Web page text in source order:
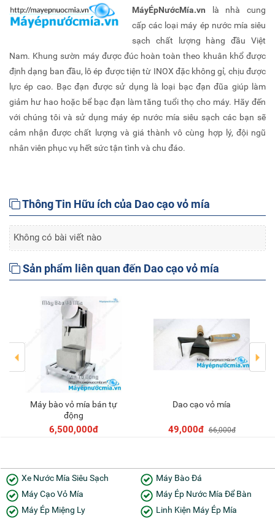
MáyÉpNướcMía.vn
là nhà cung
cấp các loại máy ép nước mía siêu
sạch chất lượng hàng đầu Việt
Nam. Khung sườn máy được đúc hoàn toàn theo khuân khổ được
định dạng ban đầu, lô ép được tiện từ INOX đặc không gỉ, chịu được
lực ép cao. Bạc đạn được sử dụng là loại bạc đạn đũa giúp làm
giảm hư hao hoặc bể bạc đạn làm tăng tuổi thọ cho máy. Hãy đến
với chúng tôi và sử dụng máy ép nước mía siêu sạch các bạn sẽ
cảm nhận được chất lượng và giá thành vô cùng hợp lý, đội ngũ
nhân viên phục vụ hết sức tận tình và chu đáo.
Thông Tin Hữu ích của Dao cạo vỏ mía
Không có bài viết nào
Sản phẩm liên quan đến Dao cạo vỏ mía
Thêm vào giỏ
Máy bào vỏ mía bán tự
động
6,500,000đ
Thêm vào giỏ
Dao cạo vỏ mía
49,000đ 66,000đ
Xe Nước Mía Siêu Sạch
Máy Bào Đá
Máy Cạo Vỏ Mía
Máy Ép Nước Mía Để Bàn
Máy Ép Miệng Ly
Linh Kiện Máy Ép Mía